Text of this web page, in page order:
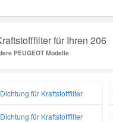
für Ihren 206
PEUGEOT Modelle
für Kraftstofffilter
für Kraftstofffilter